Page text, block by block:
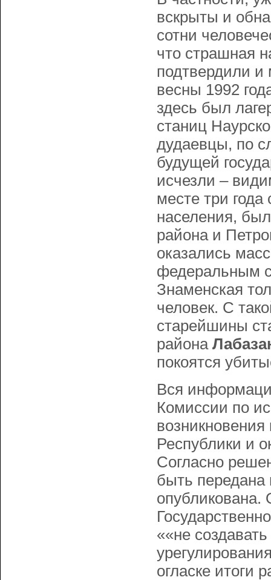
вскрыты и
сотни
что страшная
подтвердили
весны 1992
здесь был
станиц
дудаевцы, по
будущей
исчезли –
месте три
населения,
района и
оказались
федеральным
Знаменская
человек. С
старейшины
района
покоятся
Вся
Комиссии по
Республики и
Согласно
быть передана
опубликована.
««не
огласке итоги